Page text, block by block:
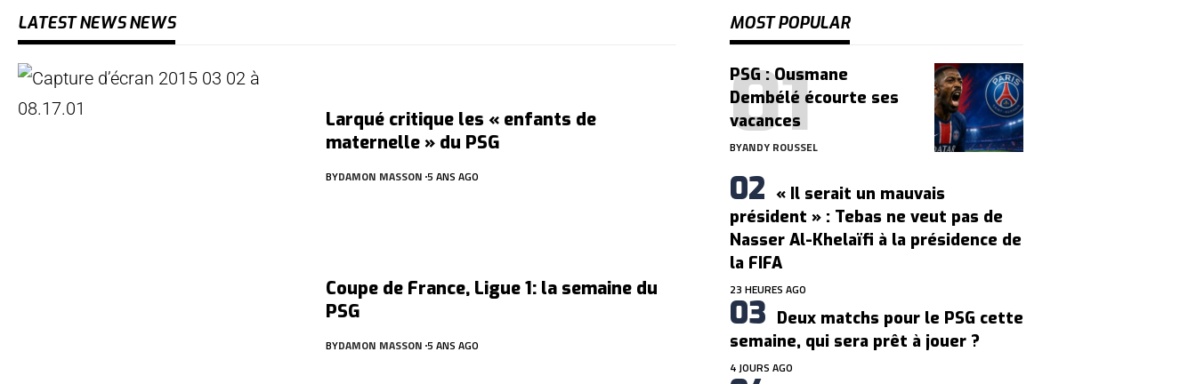
LATEST NEWS NEWS
Larqué critique les « enfants de
maternelle » du PSG
BYDAMON MASSON 5 ANS AGO
Coupe de France, Ligue 1: la semaine du
PSG
BYDAMON MASSON 5 ANS AGO
MOST POPULAR
PSG : Ousmane
Dembélé écourte ses
vacances
BYANDY ROUSSEL
« Il serait un mauvais
président » : Tebas ne veut pas de
Nasser Al-Khelaïfi à la présidence de
la FIFA
23 HEURES AGO
Deux matchs pour le PSG cette
semaine, qui sera prêt à jouer ?
4 JOURS AGO